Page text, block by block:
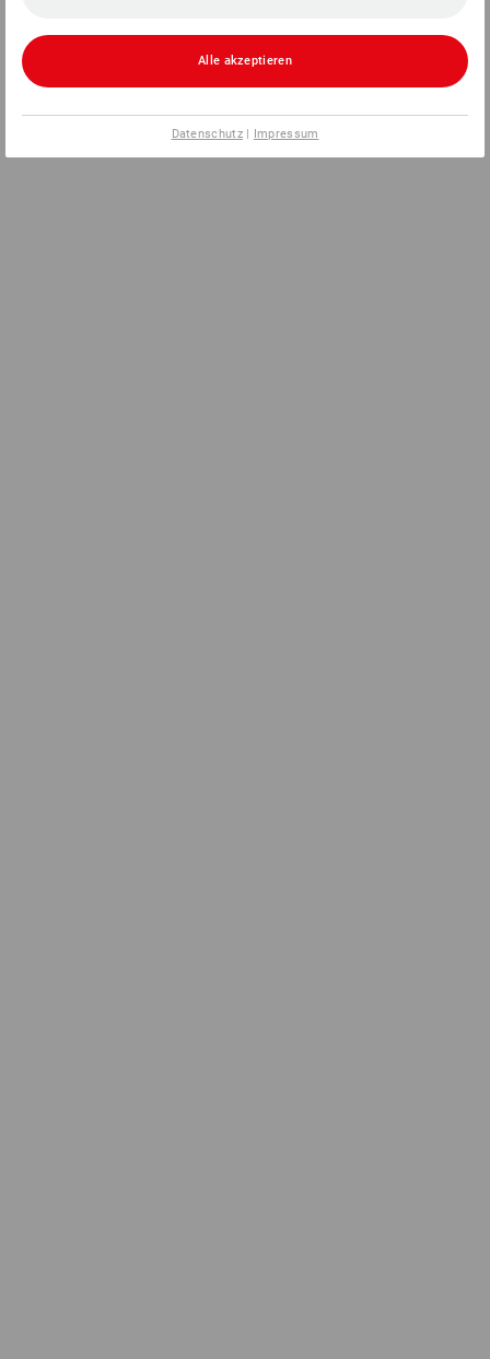
Alle akzeptieren
Datenschutz| Impressum